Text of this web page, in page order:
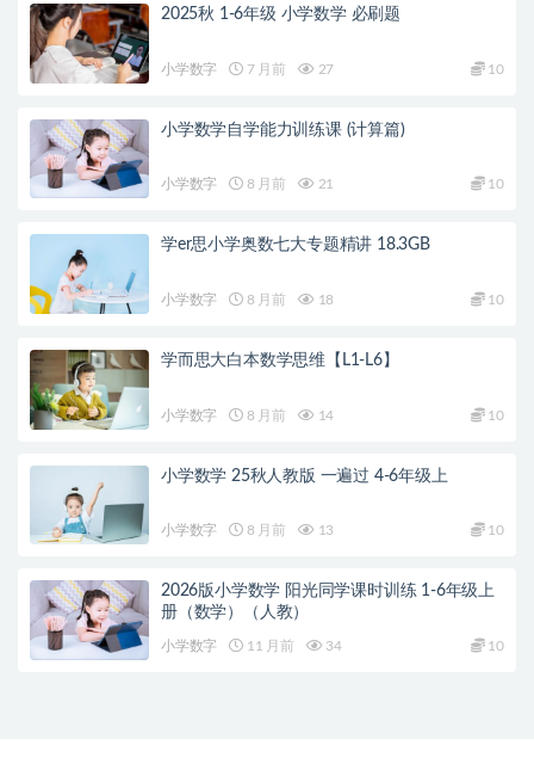
2025秋 1-6年级 小学数学 必刷题
小学数字 7 月前 27 10
小学数学自学能力训练课 (计算篇)
小学数字 8 月前 21 10
学er思小学奥数七大专题精讲 18.3GB
小学数字 8 月前 18 10
学而思大白本数学思维【L1-L6】
小学数字 8 月前 14 10
小学数学 25秋人教版 一遍过 4-6年级上
小学数字 8 月前 13 10
2026版小学数学 阳光同学课时训练 1-6年级上
册（数学）（人教）
小学数字 11 月前 34 10